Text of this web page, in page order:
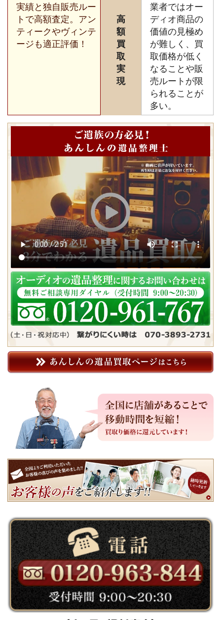
実績と独自販売ルー
トで高額査定。アン
ティークやヴィンテ
ージも適正評価！
高
額
買
取
実
現
業者ではオー
ディオ商品の
価値の見極め
が難しく、買
取価格が低く
なることや販
売ルートが限
られることが
多い。